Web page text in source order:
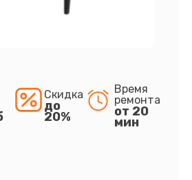
Скидка
до
20%
Время
ремонта
от 20
мин